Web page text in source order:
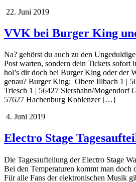
22. Juni 2019
VVK bei Burger King
Na? gehörst du auch zu den
Post warten, sondern dein Tickets sofort
hol’s dir doch bei Burger King oder der
genau? Burger King: Obere Illbach 1 |
Triesch 1 | 56427 Siershahn/Mogendorf
57627 Hachenburg Koblenzer […]
4. Juni 2019
Electro Stage
Die Tagesaufteilung der Electro Stage
Bei den Temperaturen kommt man doch
Für alle Fans der elektronischen Musik